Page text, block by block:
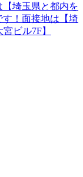
埼玉県と都内を
！面接地は【埼
ビル7F】